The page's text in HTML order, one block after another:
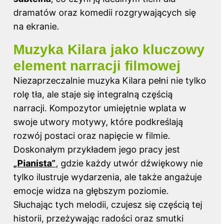
dramatów oraz komedii rozgrywających się
na ekranie.
Muzyka Kilara jako kluczowy
element narracji filmowej
Niezaprzeczalnie muzyka Kilara pełni nie tylko
rolę tła, ale staje się integralną częścią
narracji. Kompozytor umiejętnie wplata w
swoje utwory motywy, które podkreślają
rozwój postaci oraz napięcie w filmie.
Doskonałym przykładem jego pracy jest
„Pianista”, gdzie każdy utwór dźwiękowy nie
tylko ilustruje wydarzenia, ale także angażuje
emocje widza na głębszym poziomie.
Słuchając tych melodii, czujesz się częścią tej
historii, przeżywając radości oraz smutki